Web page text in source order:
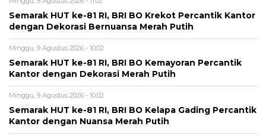
Semarak HUT ke-81 RI, BRI BO Krekot Percantik Kantor
dengan Dekorasi Bernuansa Merah Putih
Minggu, 9 Agustus 2026 - 10:02
Semarak HUT ke-81 RI, BRI BO Kemayoran Percantik
Kantor dengan Dekorasi Merah Putih
Minggu, 9 Agustus 2026 - 10:02
Semarak HUT ke-81 RI, BRI BO Kelapa Gading Percantik
Kantor dengan Nuansa Merah Putih